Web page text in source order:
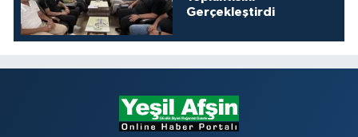
Gerçekleştirdi